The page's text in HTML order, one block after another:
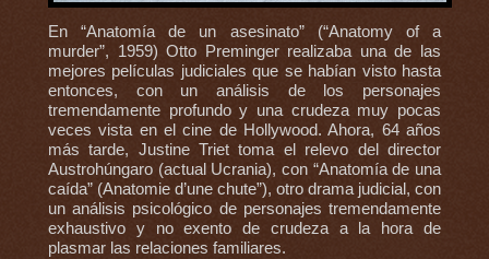
En “Anatomía de un asesinato” (“Anatomy of a
murder”, 1959) Otto Preminger realizaba una de las
mejores películas judiciales que se habían visto hasta
entonces, con un análisis de los personajes
tremendamente profundo y una crudeza muy pocas
veces vista en el cine de Hollywood. Ahora, 64 años
más tarde, Justine Triet toma el relevo del director
Austrohúngaro (actual Ucrania), con “Anatomía de una
caída” (Anatomie d’une chute”), otro drama judicial, con
un análisis psicológico de personajes tremendamente
exhaustivo y no exento de crudeza a la hora de
plasmar las relaciones familiares.